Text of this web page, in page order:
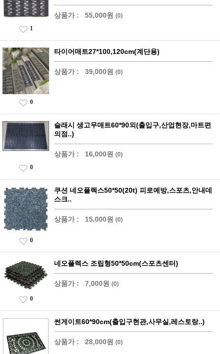
상품가 : 55,000원 (0)
1
타이어매트27*100,120cm(계단용)
상품가 : 39,000원 (0)
0
슬래시 생고무매트60*90외(출입구,산업현장,마트편
의점..)
상품가 : 16,000원 (0)
0
쿠션 네오플렉스50*50(20t) 피로예방,스포츠,안내데
스크..
상품가 : 15,000원 (0)
0
네오플렉스 조립형50*50cm(스포츠센터)
상품가 : 7,000원 (0)
0
썬게이트60*90cm(출입구현관,사무실,레스토랑..)
상품가 : 28,000원 (0)